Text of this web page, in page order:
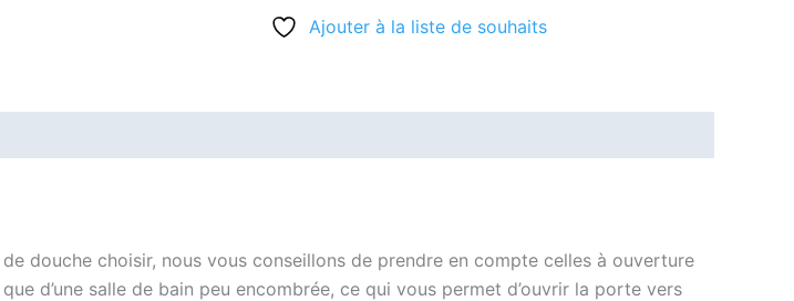
Ajouter à la liste de souhaits
douche choisir, nous vous conseillons de prendre en compte celles à ouverture
d’une salle de bain peu encombrée, ce qui vous permet d’ouvrir la porte vers